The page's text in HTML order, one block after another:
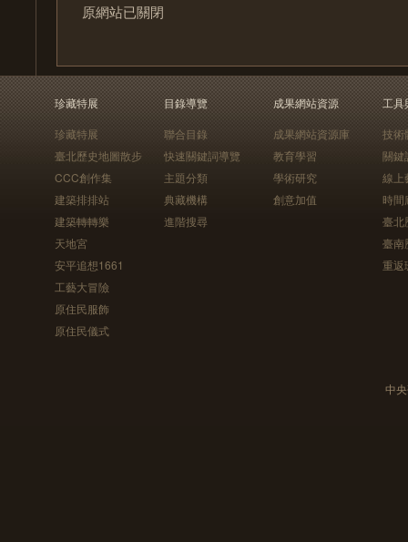
原網站已關閉
珍藏特展
珍藏特展
臺北歷史地圖散步
CCC創作集
建築排排站
建築轉轉樂
天地宮
安平追想1661
工藝大冒險
原住民服飾
原住民儀式
目錄導覽
聯合目錄
快速關鍵詞導覽
主題分類
典藏機構
進階搜尋
成果網站資源
成果網站資源庫
教育學習
學術研究
創意加值
工具
技術
關鍵
線上
時間
臺北
臺南
重返
中